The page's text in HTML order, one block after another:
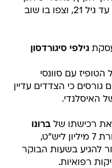
במדי נבחרת פורטוגל ביורו עד גיל 21, וצפו בו שוב
גילפי סיגורדסון
עם סוונסי
כי הצדדים עדיין
האיסלנדי.
את רכישתו שלברונו
מפורטו, תמורת 7 מיליון ליש"ט,
להגיע בשעות הבוקר
רפואיות.